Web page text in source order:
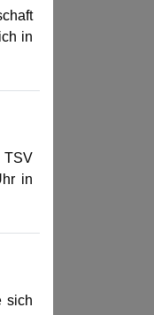
in
in
sich